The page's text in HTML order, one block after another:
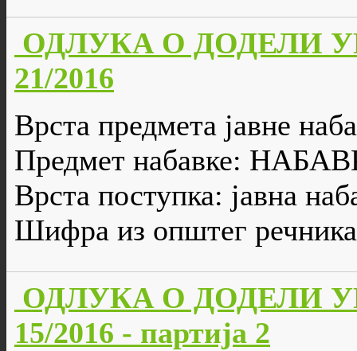
ОДЛУКА О ДОДЕЛИ
21/2016
Врста предмета јавне
Предмет набавке:
Врста поступка: јавна
Шифра из општег
ОДЛУКА О ДОДЕЛИ
15/2016 - партија 2